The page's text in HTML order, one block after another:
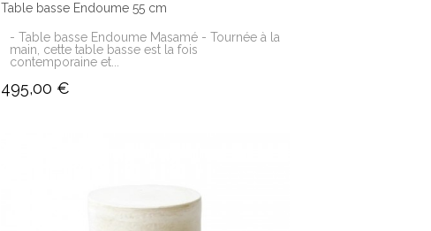
Table basse Endoume 55 cm
- Table basse Endoume Masamé - Tournée à la
main, cette table basse est la fois
contemporaine et...
495,00 €